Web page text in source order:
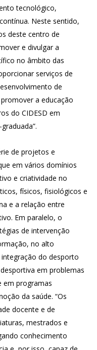
tecnológico,
Neste sentido,
deste centro de
e divulgar a
no âmbito das
serviços de
de
a educação
do CIDESD em
de projetos e
em vários domínios
e criatividade no
físicos, fisiológicos e
e a relação entre
Em paralelo, o
de intervenção
no alto
do desporto
em problemas
em programas
da saúde. “Os
docente e de
mestrados e
conhecimento